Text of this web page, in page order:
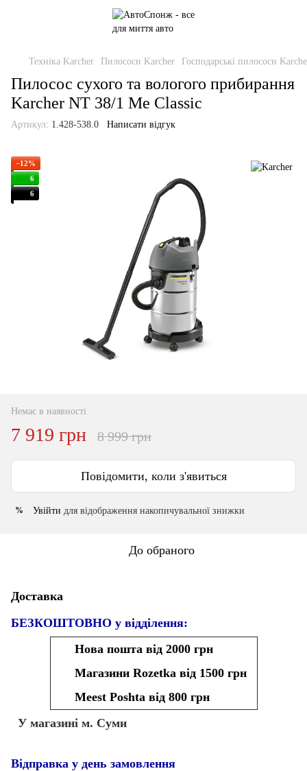
Техніка Karcher Пилососи Karcher Господарські пилососи
Пилосос сухого та вологого прибирання
Karcher NT 38/1 Me Classic
Артикул: 1.428-538.0 Написати відгук
−12%
6
6
Немає в наявності
7 919 грн 8 999 грн
Повідомити, коли з'явиться
% Увійти для відображення накопичувальної знижки
До обраного
Доставка
БЕЗКОШТОВНО у відділення:
Нова пошта від 2000 грн
Магазини Rozetka від 1500 грн
Meest Poshta від 800 грн
У магазині м. Суми
Відправка у день замовлення